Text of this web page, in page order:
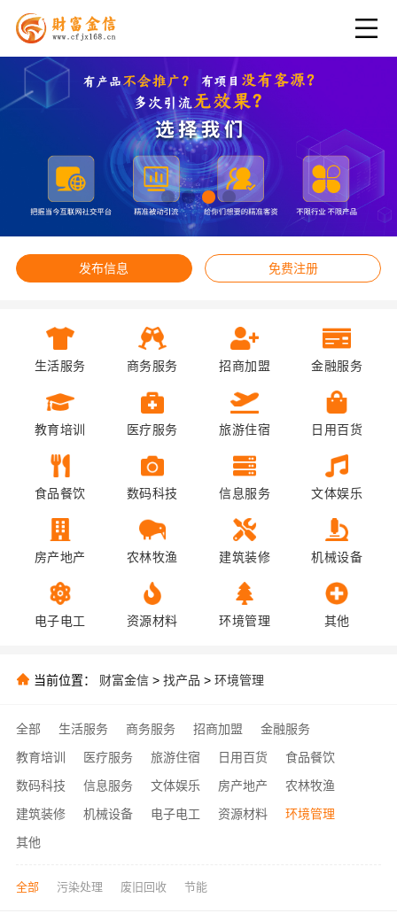
发布信息 免费注册
生活服务 商务服务 招商加盟 金融服务
教育培训 医疗服务 旅游住宿 日用百货
食品餐饮 数码科技 信息服务 文体娱乐
房产地产 农林牧渔 建筑装修 机械设备
电子电工 资源材料 环境管理 其他
当前位置： 财富金信 > 找产品 > 环境管理
全部 生活服务 商务服务 招商加盟
金融服务
教育培训
医疗服务 旅游住宿 日用百货
食品餐饮
数码科技
信息服务 文体娱乐 房产地产
农林牧渔
建筑装修
机械设备 电子电工 资源材料
环境管理
其他
全部 污染处理 废旧回收 节能